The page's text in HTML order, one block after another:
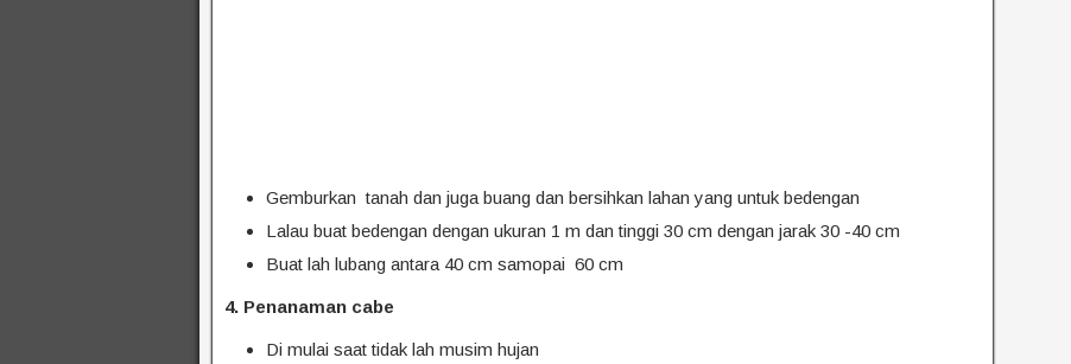
Gemburkan tanah dan juga buang dan bersihkan lahan yang untuk bedengan
Lalau buat bedengan dengan ukuran 1 m dan tinggi 30 cm dengan jarak 30 -40 cm
Buat lah lubang antara 40 cm samopai 60 cm
4. Penanaman cabe
Di mulai saat tidak lah musim hujan